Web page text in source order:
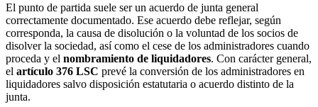
El punto de partida suele ser un acuerdo de junta general
correctamente documentado. Ese acuerdo debe reflejar, según
corresponda, la causa de disolución o la voluntad de los socios de
disolver la sociedad, así como el cese de los administradores cuando
proceda y el nombramiento de liquidadores. Con carácter general,
el artículo 376 LSC prevé la conversión de los administradores en
liquidadores salvo disposición estatutaria o acuerdo distinto de la
junta.